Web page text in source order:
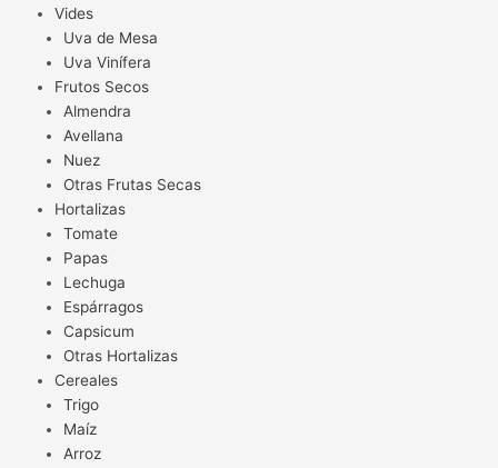
Vides
Uva de Mesa
Uva Vinífera
Frutos Secos
Almendra
Avellana
Nuez
Otras Frutas Secas
Hortalizas
Tomate
Papas
Lechuga
Espárragos
Capsicum
Otras Hortalizas
Cereales
Trigo
Maíz
Arroz